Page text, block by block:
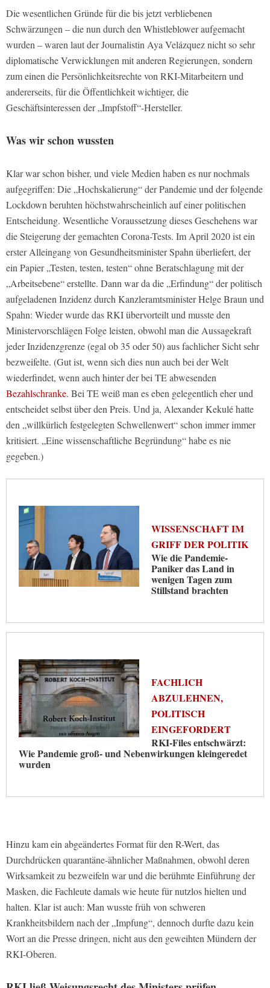
Die wesentlichen Gründe für die bis jetzt verbliebenen
Schwärzungen – die nun durch den Whistleblower aufgemacht
wurden – waren laut der Journalistin Aya Velázquez nicht so sehr
diplomatische Verwicklungen mit anderen Regierungen, sondern
zum einen die Persönlichkeitsrechte von RKI-Mitarbeitern und
andererseits, für die Öffentlichkeit wichtiger, die
Geschäftsinteressen der „Impfstoff“-Hersteller.
Was wir schon wussten
Klar war schon bisher, und viele Medien haben es nur nochmals
aufgegriffen: Die „Hochskalierung“ der Pandemie und der folgende
Lockdown beruhten höchstwahrscheinlich auf einer politischen
Entscheidung. Wesentliche Voraussetzung dieses Geschehens war
die Steigerung der gemachten Corona-Tests. Im April 2020 ist ein
erster Alleingang von Gesundheitsminister Spahn überliefert, der
ein Papier „Testen, testen, testen“ ohne Beratschlagung mit der
„Arbeitsebene“ erstellte. Dann war da die „Erfindung“ der politisch
aufgeladenen Inzidenz durch Kanzleramtsminister Helge Braun und
Spahn: Wieder wurde das RKI übervorteilt und musste den
Ministervorschlägen Folge leisten, obwohl man die Aussagekraft
jeder Inzidenzgrenze (egal ob 35 oder 50) aus fachlicher Sicht sehr
bezweifelte. (Gut ist, wenn sich dies nun auch bei der Welt
wiederfindet, wenn auch hinter der bei TE abwesenden
Bezahlschranke. Bei TE weiß man es eben gelegentlich eher und
entscheidet selbst über den Preis. Und ja, Alexander Kekulé hatte
den „willkürlich festgelegten Schwellenwert“ schon immer immer
kritisiert. „Eine wissenschaftliche Begründung“ habe es nie
gegeben.)
WISSENSCHAFT IM
GRIFF DER POLITIK
Wie die Pandemie-
Paniker das Land in
wenigen Tagen zum
Stillstand brachten
FACHLICH
ABZULEHNEN,
POLITISCH
EINGEFORDERT
RKI-Files entschwärzt:
Wie Pandemie groß- und Nebenwirkungen kleingeredet
wurden
Hinzu kam ein abgeändertes Format für den R-Wert, das
Durchdrücken quarantäne-ähnlicher Maßnahmen, obwohl deren
Wirksamkeit zu bezweifeln war und die berühmte Einführung der
Masken, die Fachleute damals wie heute für nutzlos hielten und
halten. Klar ist auch: Man wusste früh von schweren
Krankheitsbildern nach der „Impfung“, dennoch durfte dazu kein
Wort an die Presse dringen, nicht aus den geweihten Mündern der
RKI-Oberen.